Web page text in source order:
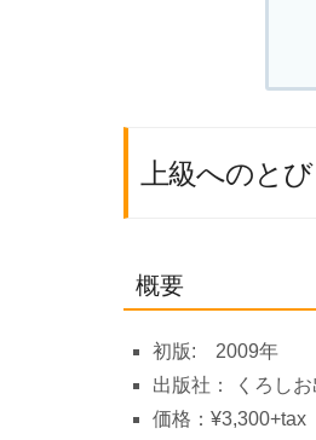
上級へのと
概要
初版: 2009年
出版社： くろしお
価格：¥3,300+tax